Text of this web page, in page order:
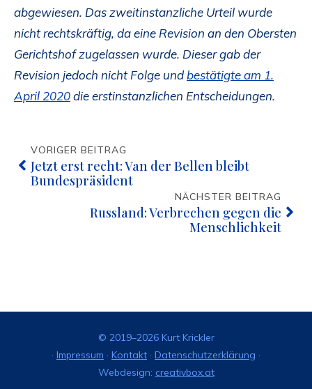
abgewiesen. Das zweitinstanzliche Urteil wurde
nicht rechtskräftig, da eine Revision an den Obersten
Gerichtshof zugelassen wurde. Dieser gab der
Revision jedoch nicht Folge undbestätigte am 1.
April 2020die erstinstanzlichen Entscheidungen.
VORIGER BEITRAG
Jetzt erst recht: Van der Bellen bleibt
Bundespräsident
NÄCHSTER BEITRAG
Russland: Verbrechen gegen die
Menschlichkeit
© 2019–2026 Kurt Krickler
· Impressum · Kontakt · Datenschutzerklärung ·
Webdesign: creativbox.at